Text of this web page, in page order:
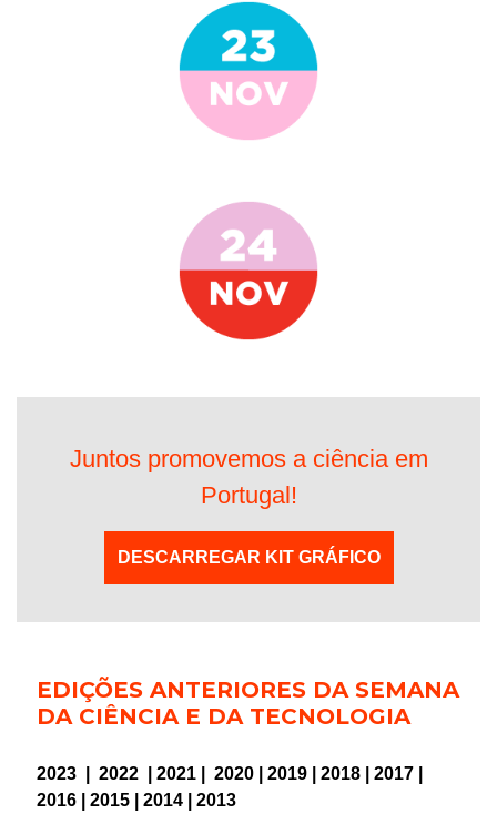
Juntos promovemos a ciência em
Portugal!
DESCARREGAR KIT GRÁFICO
EDIÇÕES ANTERIORES DA SEMANA
DA CIÊNCIA E DA TECNOLOGIA
2023 2022 2021 2020 2019 2018 2017
2016
2015 2014 2013